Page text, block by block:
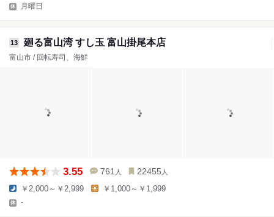
月曜日
13 廻る富山湾 すし玉 富山掛尾本店
富山市 / 回転寿司、海鮮
3.55 761 人 22455 人
￥2,000～￥2,999 ￥1,000～￥1,999
-